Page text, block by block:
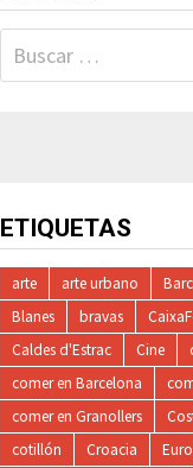
Buscar:
ETIQUETAS
arte arte urbano
Blanes
bravas
Caldes d'Estrac
Cine
comer en Barcelona
comer en Granollers
cotillón
Croacia